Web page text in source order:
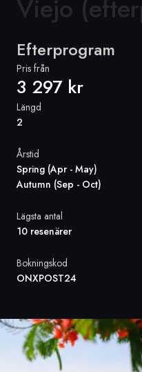
Sverige
Tyskland
Norge
Viejo
Efterprogram
Pris från
3 297 kr
Längd
2
Årstid
Spring (Apr - May)
Autumn (Sep - Oct)
Lägsta antal
10 resenärer
Bokningskod
ONXPOST24